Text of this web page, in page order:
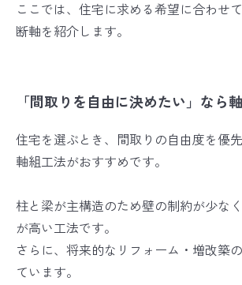
ここでは、住宅に求める希望に合わせ
断軸を紹介します。
「間取りを自由に決めたい」なら
住宅を選ぶとき、間取りの自由度を優
軸組工法がおすすめです。
柱と梁が主構造のため壁の制約が少な
が高い工法です。
さらに、将来的なリフォーム・増改築
ています。